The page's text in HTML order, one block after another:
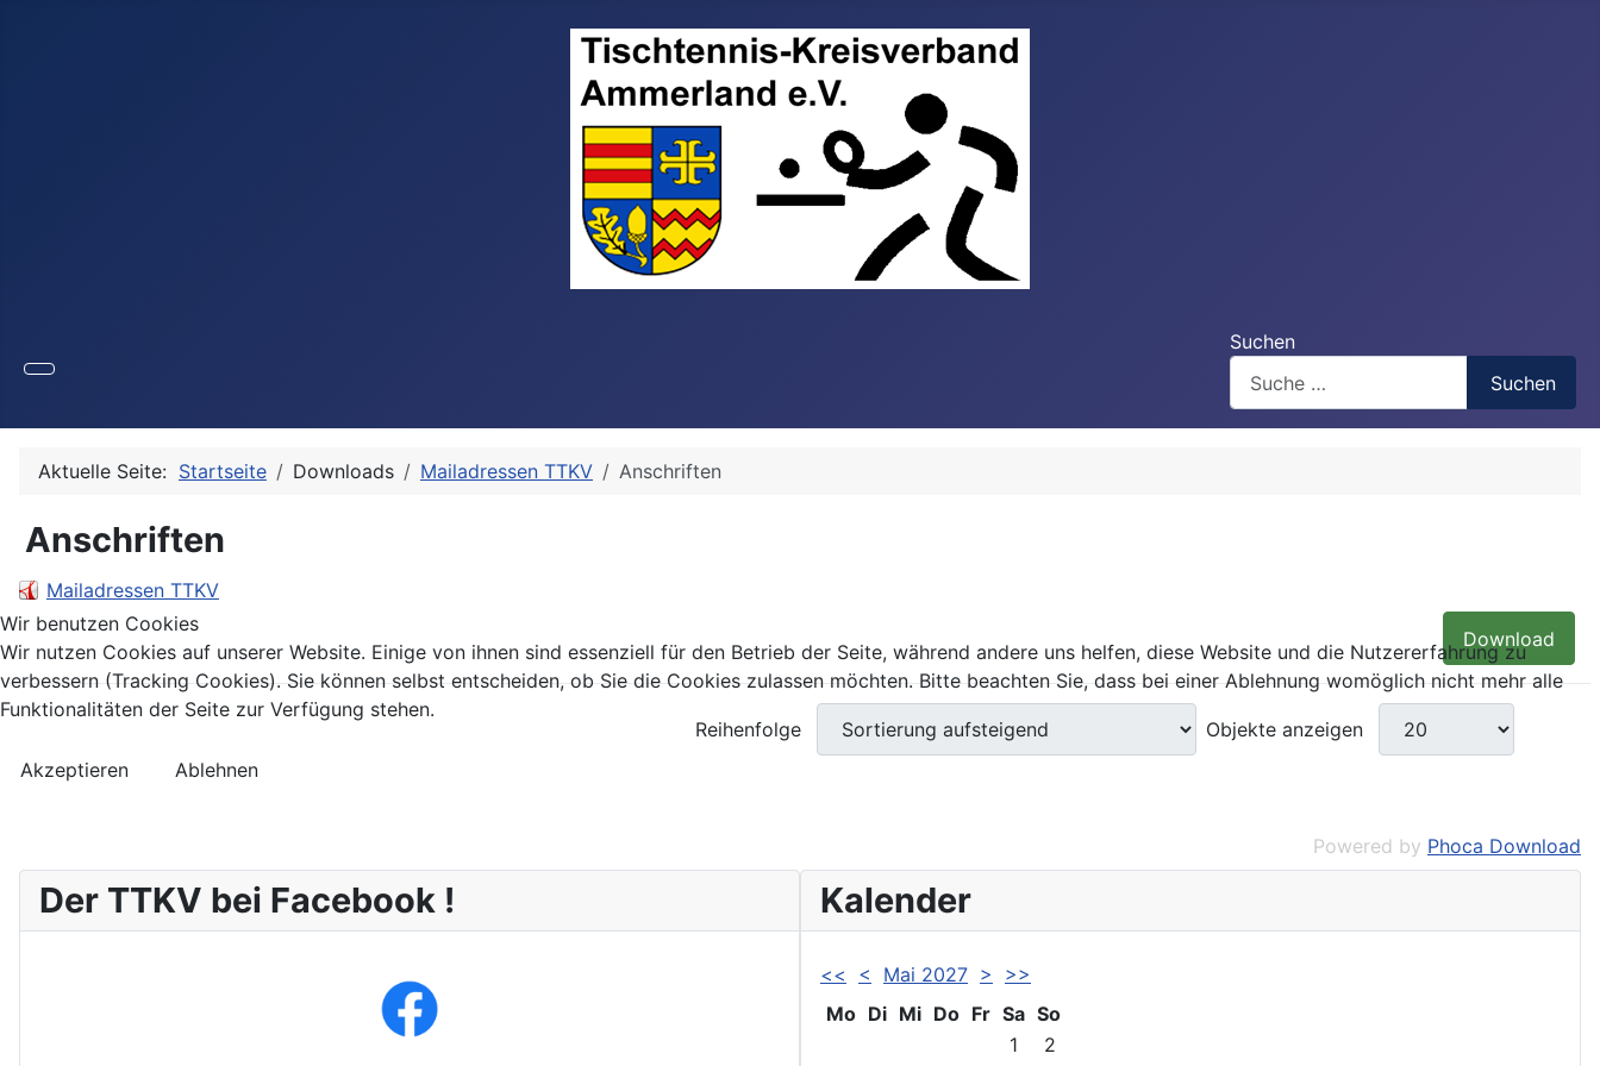
Suchen
Suchen
Aktuelle Seite: Startseite Downloads Mailadressen TTKV Anschriften
Anschriften
Mailadressen TTKV
Download
Reihenfolge Objekte anzeigen
Powered by Phoca Download
Der TTKV bei Facebook ! Kalender
<< < Mai 2027 >
>>
Mo Di Mi Do Fr Sa So
1
2
Wir benutzen Cookies
Wir nutzen Cookies auf unserer Website. Einige von ihnen sind essenziell für den Betrieb der Seite, während andere uns helfen, diese Website und die Nutzererfahrung zu
verbessern (Tracking Cookies). Sie können selbst entscheiden, ob Sie die Cookies zulassen möchten. Bitte beachten Sie, dass bei einer Ablehnung womöglich nicht mehr alle
Funktionalitäten der Seite zur Verfügung stehen.
Akzeptieren Ablehnen